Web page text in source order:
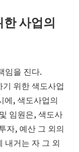
사업의
임을 진다.
위한 색도사업
에, 색도사업의
임원은, 색도사
자, 예산 그 외의
내거는 자 그 외